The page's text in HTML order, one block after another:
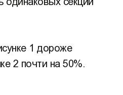
1 дороже
2 почти на 50%.